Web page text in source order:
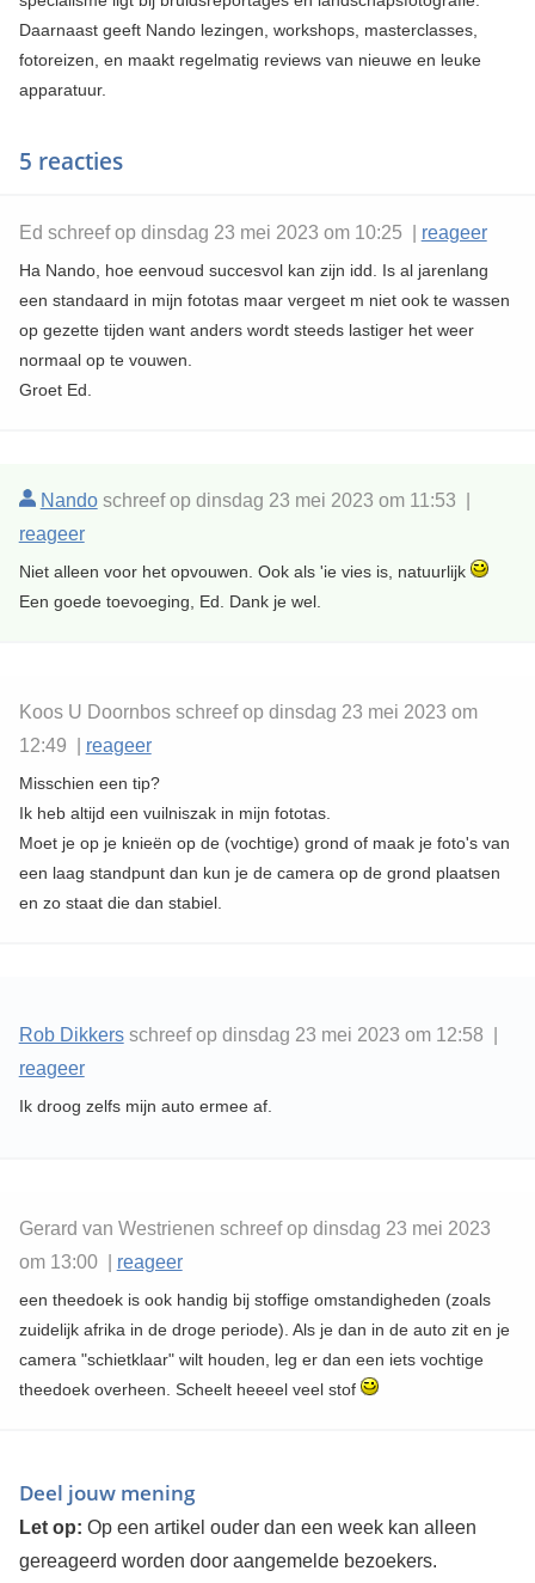
Daarnaast geeft Nando lezingen, workshops, masterclasses,
fotoreizen, en maakt regelmatig reviews van nieuwe en leuke
apparatuur.
5 reacties
Ed schreef op dinsdag 23 mei 2023 om 10:25 | reageer
Ha Nando, hoe eenvoud succesvol kan zijn idd. Is al jarenlang
een standaard in mijn fototas maar vergeet m niet ook te wassen
op gezette tijden want anders wordt steeds lastiger het weer
normaal op te vouwen.
Groet Ed.
Nandoschreef op dinsdag 23 mei 2023 om 11:53 |
reageer
Niet alleen voor het opvouwen. Ook als 'ie vies is, natuurlijk
Een goede toevoeging, Ed. Dank je wel.
Koos U Doornbos schreef op dinsdag 23 mei 2023 om
12:49 | reageer
Misschien een tip?
Ik heb altijd een vuilniszak in mijn fototas.
Moet je op je knieën op de (vochtige) grond of maak je foto's van
een laag standpunt dan kun je de camera op de grond plaatsen
en zo staat die dan stabiel.
Rob Dikkersschreef op dinsdag 23 mei 2023 om 12:58 |
reageer
Ik droog zelfs mijn auto ermee af.
Gerard van Westrienen schreef op dinsdag 23 mei 2023
om 13:00 | reageer
een theedoek is ook handig bij stoffige omstandigheden (zoals
zuidelijk afrika in de droge periode). Als je dan in de auto zit en je
camera "schietklaar" wilt houden, leg er dan een iets vochtige
theedoek overheen. Scheelt heeeel veel stof
Deel jouw mening
Let op: Op een artikel ouder dan een week kan alleen
gereageerd worden door aangemelde bezoekers.